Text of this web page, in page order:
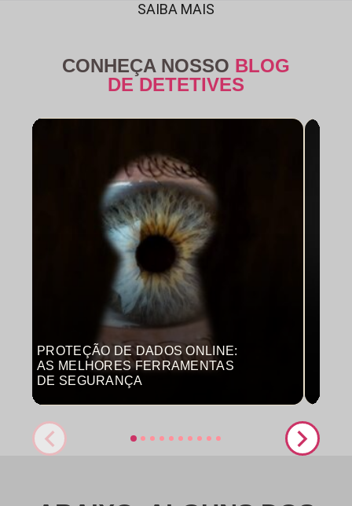
SAIBA MAIS
CONHEÇA NOSSO BLOG
DE DETETIVES
PROTEÇÃO DE DADOS ONLINE:
AS MELHORES FERRAMENTAS
DE SEGURANÇA